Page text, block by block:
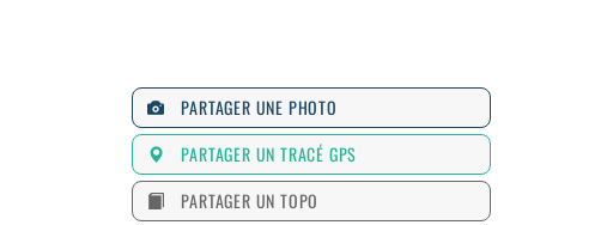
PARTAGER UNE PHOTO
PARTAGER UN TRACÉ GPS
PARTAGER UN TOPO